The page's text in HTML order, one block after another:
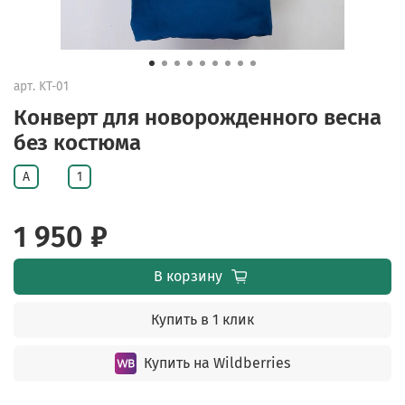
арт. KT-01
Конверт для новорожденного весна
без костюма
A 1
1 950 ₽
В корзину
Купить в 1 клик
Купить на Wildberries